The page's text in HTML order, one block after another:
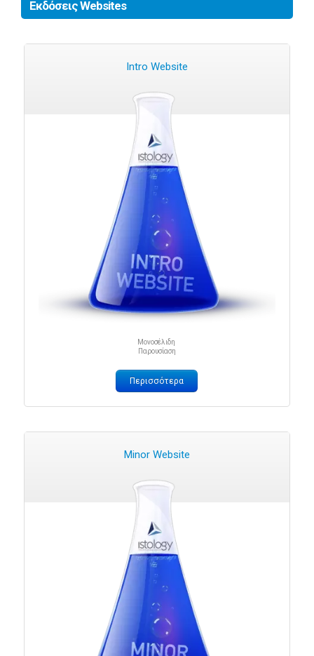
Εκδόσεις Websites
Intro Website
Μονοσέλιδη
Παρουσίαση
Περισσότερα
Minor Website